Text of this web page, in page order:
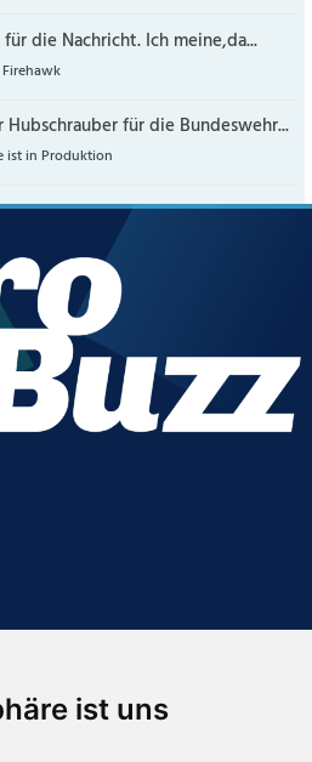
ist uns
die Nachricht. Ich meine,da...
Hubschrauber für die Bundeswehr...
ist in Produktion
Newsletter